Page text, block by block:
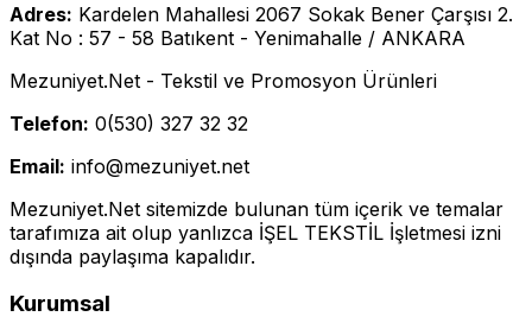
Adres: Kardelen Mahallesi 2067 Sokak Bener Çarşısı 2.
Kat No : 57 - 58 Batıkent - Yenimahalle / ANKARA
Mezuniyet.Net - Tekstil ve Promosyon Ürünleri
Telefon: 0(530) 327 32 32
Email: info@mezuniyet.net
Mezuniyet.Net sitemizde bulunan tüm içerik ve temalar
tarafımıza ait olup yanlızca İŞEL TEKSTİL İşletmesi izni
dışında paylaşıma kapalıdır.
Kurumsal